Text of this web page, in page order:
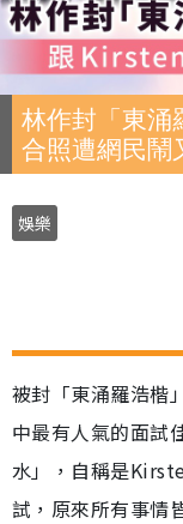
林作封「東涌
合照遭網民鬧
娛樂
被封「東涌羅浩楷
中最有人氣的面試
水」，自稱是
試，原來所有事情